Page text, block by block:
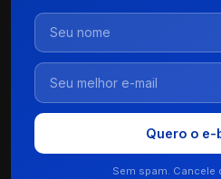
Quero o e-
Sem spam. Cancele